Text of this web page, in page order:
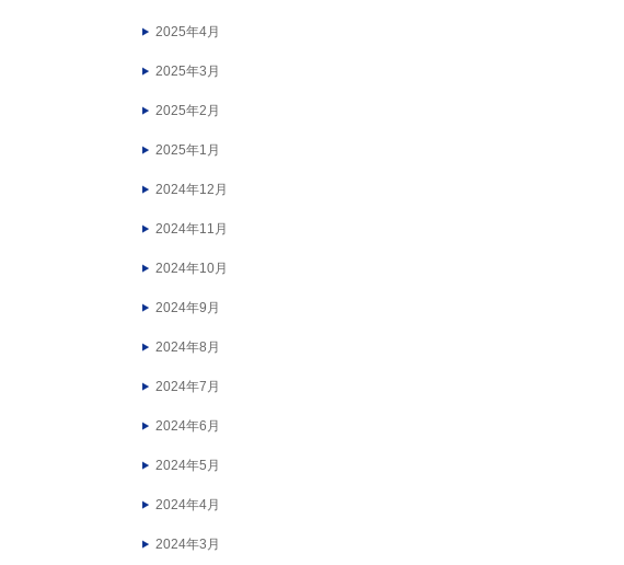
2025年4月
2025年3月
2025年2月
2025年1月
2024年12月
2024年11月
2024年10月
2024年9月
2024年8月
2024年7月
2024年6月
2024年5月
2024年4月
2024年3月